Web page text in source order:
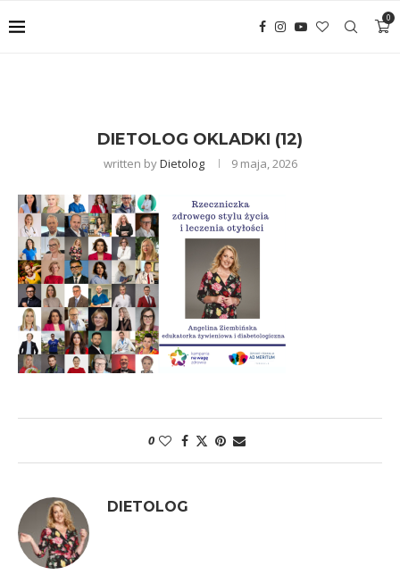
0
DIETOLOG OKLADKI (12)
written byDietolog 9 maja, 2026
0
DIETOLOG